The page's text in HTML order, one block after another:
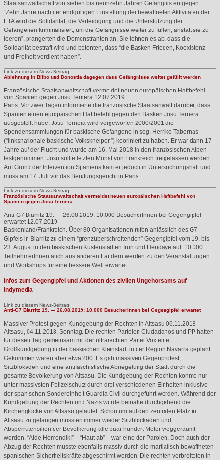
Staatsanwaltschaft von sieben bis neunzehn Jahren Gefängnis entgegen.
“Zehn Jahre nach der endgültigen Einstellung der bewaffneten Aktivitäten der
ETAwird die Solidarität, die Verteidigung und die Unterstützung der
Gefangenen kriminalisiert, um die Gefängnisse weiter zu füllen, anstatt sie zu
leeren”, prangerten die Demonstranten an. Sie lehnen es ab, dass die
Solidarität bestraft wird und betonten, dass “die Basken Frieden, Koexistenz
und Freiheit verdient haben”.
Link zu diesem News-Beitrag:
Ablehnung in Bilbo und Donostia dagegen dass Gefängnisse weiter gefüllt werden
Französische Staatsanwaltschaft vermeldet neuen europäischen Haftbefehl
von Spanien gegen Josu Ternera 12.07.2019
Paris: Vor zwei Tagen informierte die französische Staatsanwalt darüber, dass
Spanien einen europäischen Haftbefehl gegen den Basken Josu Ternera
ausgestellt habe. Josu Ternera wird vorgeworfen 2000/2001 die
Spendensammlungen für baskische Gefangene in sog. Herriko Tabernas
(“linksnationale baskische Volkskneipen”) kooriniert zu haben. Er war dann 17
Jahre auf der Flucht und wurde am 16. Mai 2018 in den französischen Alpen
festgenommen. Josu sollte letzten Monat von Frankreich freigelassen werden.
Auf Grund der Intervention Spaniens kam er jedoch in Untersuchungshaft und
muss am 17. Juli vor das Berufungsgericht in Paris.
Link zu diesem News-Beitrag:
Französische Staatsanwaltschaft vermeldet neuen europäischen Haftbefehl von
Spanien gegen Josu Ternera
Anti-G7 Biarritz 19. — 26.08.2019: 10.000 BesucherInnen bei Gegengipfel
erwartet 12.07.2019
Baskenland/Frankreich. Über 80 Organisationen rufen anlässlich des G7-
Gipfels in Biarritz zu einem “grenzüberschreitenden” Gegengipfel vom 19. bis
23. August in den baskischen Küstenstädten Irun und Hendaye auf. 10.000
TeilnehmerInnen auch aus anderen Ländern werden zu den Veranstaltungen
und Workshops für eine bessere Welt erwartet.
Infos zum Gegengipfel und Aktionen des zivilen Ungehorsams auf
Indymedia
Link zu diesem News-Beitrag:
Anti-G7 Biarritz 19. — 26.08.2019: 10.000 BesucherInnen bei Gegengipfel erwartet
Massiver Protest gegen Kundgebung der Rechten in Altsasu 06.11.2018
Altsasu, 04.11.2018, Sonntag. Die rechten Parteien Ciudadanos und PP hatten
für diesen Tag gemeinsam mit der ultrarechten Partei Vox eine
Großkundgebung in der baskischen Kleinstadt in der Region Navarra geplant.
Gekommen waren aber etwa 200. Es gab massiven Gegenprotest,
Sitzblokaden und eine antifaschistische Abriegelung der Stadt durch die
gesamte Bevölkerung von Altsasu. Die Kundgebung der Rechten konnte nur
unter massivsten Polizeischutz durch drei verschiedenen Einheiten inklusive
der spanischen Sondereinheit Guardia Civil durchgeführt werden. Während der
Kundgebung der Rechten und Nazis wurde beinahe durchgehend die
Kirchenglocke von Altsasu geläutet. Schon um auf den zentralen Platz in
Altsasu zu gelangen mussten immer wieder Sitzblockaden und
Absperrutensilien der Bevölkerung alle paar hundert Meter weggeräumt
werden. “Alde Hemendik!” – “Haut ab” – war eine der Parolen. Doch auch der
Abzug der Rechten musste ebenfalls massiv durch die martialisch bewaffneten
spanischen Sicherheitskräfte abgeschirmt werden. Die rechten verbreiteten in